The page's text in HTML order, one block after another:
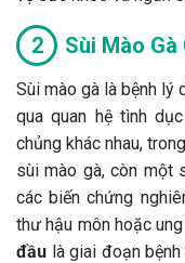
Sùi Mào
Sùi mào gà là bệnh lý
qua quan hệ tình
chủng khác nhau,
sùi mào gà, còn một
các biến chứng
thư hậu môn hoặc
đầu là giai đoạn